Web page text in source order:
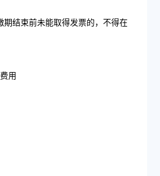
期结束前未能取得发票的，不得在
用